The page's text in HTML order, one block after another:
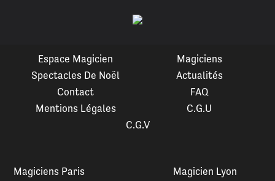
Espace Magicien
Magiciens
Spectacles De Noël
Actualités
Contact
FAQ
Mentions Légales
C.G.U
C.G.V
Magiciens Paris
Magicien Lyon